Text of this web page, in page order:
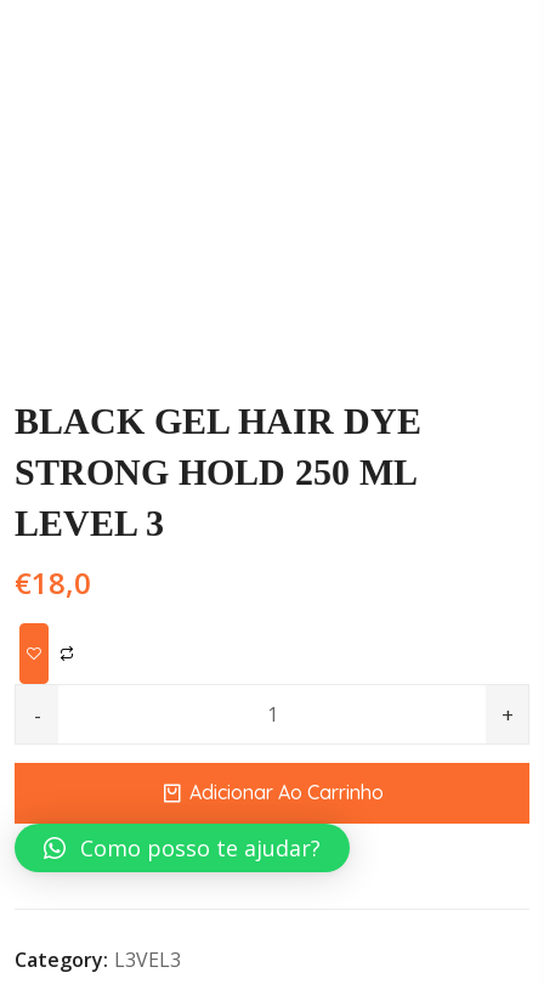
BLACK GEL HAIR DYE
STRONG HOLD 250 ML
LEVEL 3
€18,0
BLACK GEL HAIR DYE STRONG HOLD 250 ML LEVEL 3
Adicionar Ao Carrinho
Como posso te ajudar?
Category: L3VEL3